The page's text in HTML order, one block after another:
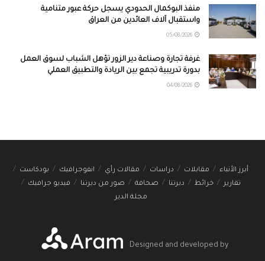
منفذ البوكمال الحدودي يسجل حركة عبور متنامية
واستقبال آلاف العائدين من العراق
غرفة تجارة وصناعة دير الزور تؤهل الشباب لسوق العمل
بدورة تدريبية تجمع بين الريادة والتطبيق العملي
أبرز الأنباء مقابلات دراسات مقالات رأي انفوجرافيك
بودكاست
تقارير
خرائط ديرتنا صحافة صور من ديرتنا
فيديو جرافيك
مجلة الدير
Designed and developed by